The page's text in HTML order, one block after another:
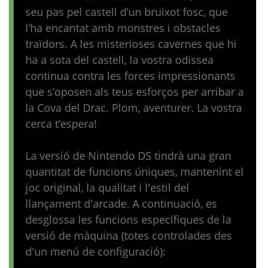
seu pas pel castell d’un bruixot fosc, que
l’ha encantat amb monstres i obstacles
traïdors. A les misterioses cavernes que hi
ha a sota del castell, la vostra odissea
continua contra les forces impressionants
que s’oposen als teus esforços per arribar a
la Cova del Drac. Plom, aventurer. La vostra
cerca t’espera!
La versió de Nintendo DS tindrà una gran
quantitat de funcions úniques, mantenint el
joc original, la qualitat i l'estil del
llançament d'arcade. A continuació, es
desglossa les funcions específiques de la
versió de màquina (totes controlades des
d'un menú de configuració):